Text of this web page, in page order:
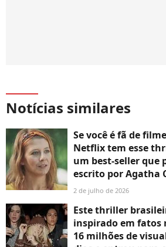
Notícias similares
Se você é fã de
Netflix tem esse
um best-seller que
escrito por Agatha
2 de julho de 2026
Este thriller
inspirado em fatos
16 milhões de